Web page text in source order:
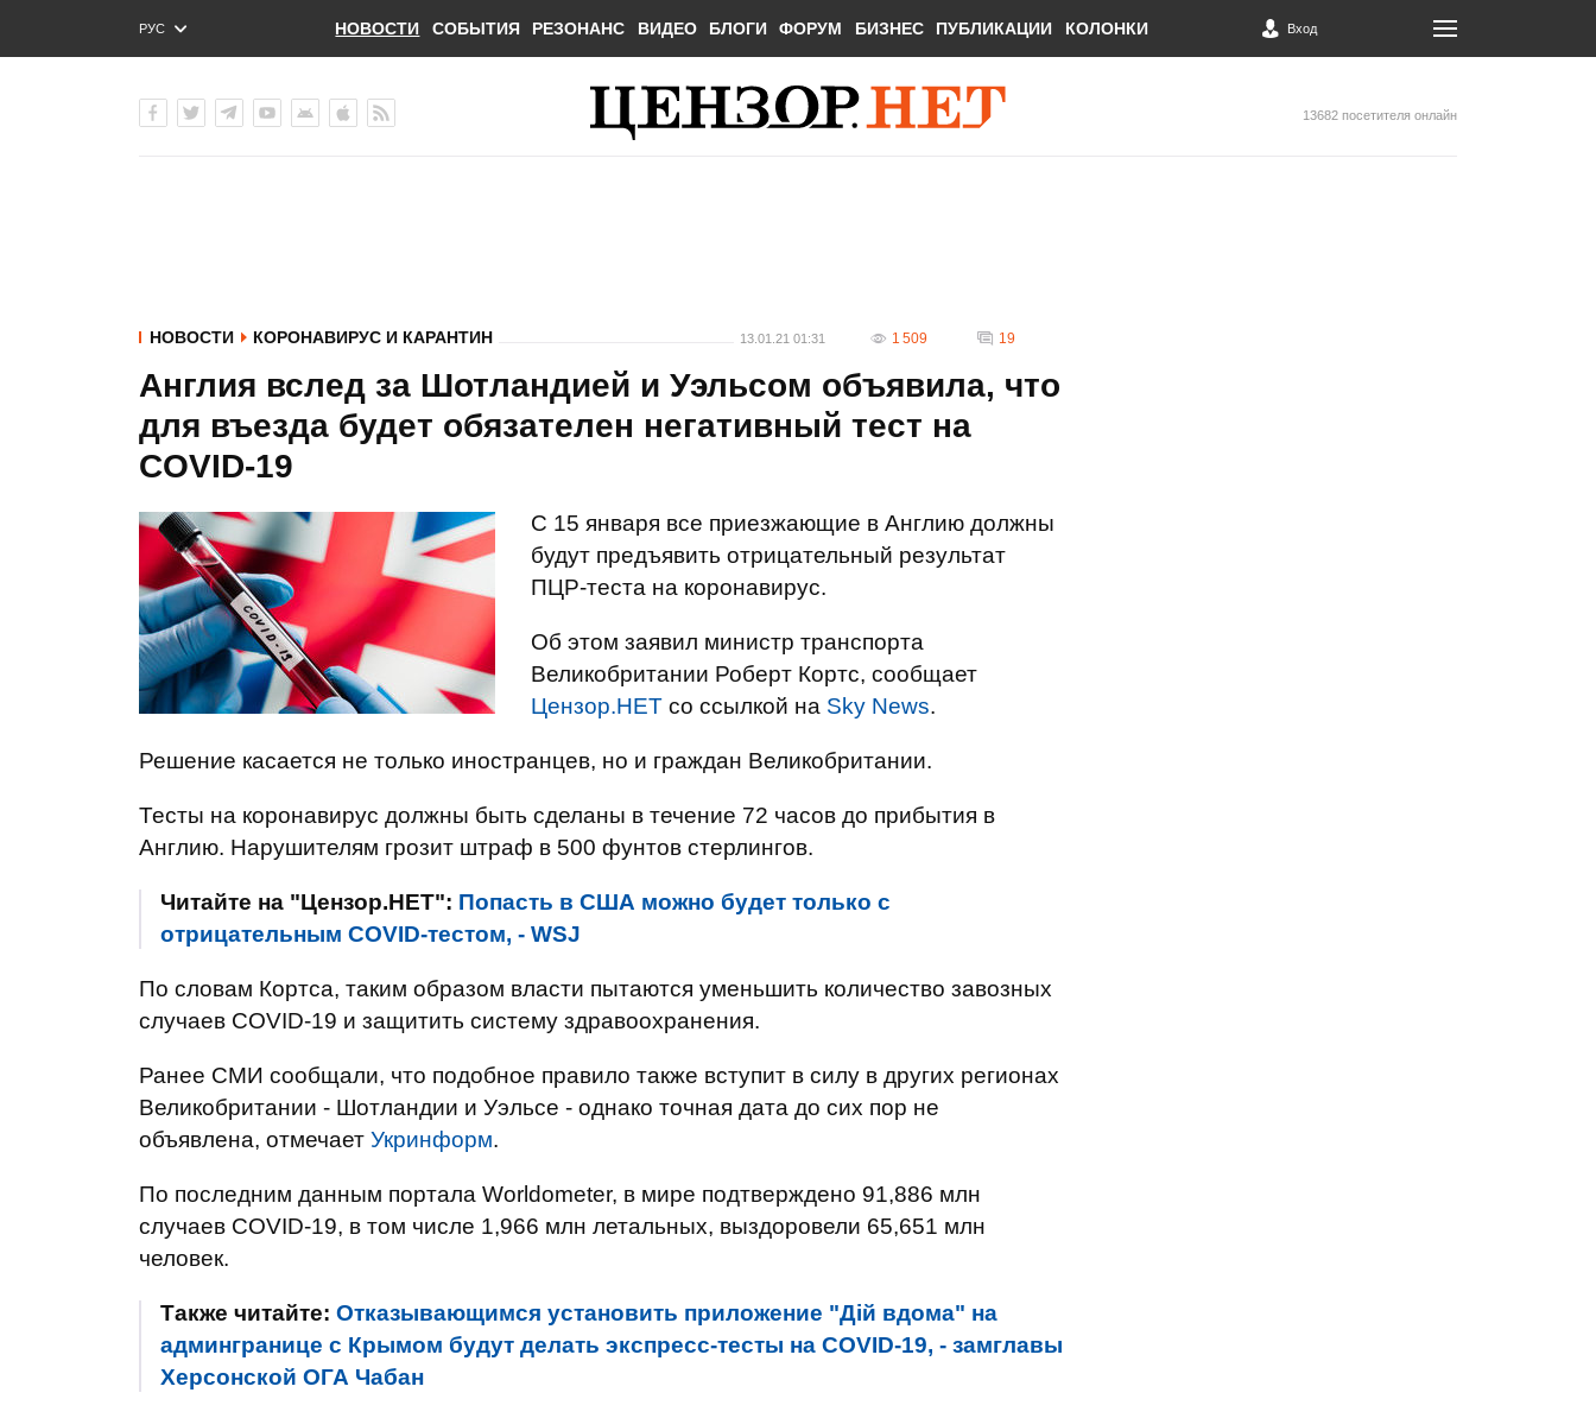
РУС
ENG
НОВОСТИ СОБЫТИЯ РЕЗОНАНС ВИДЕО БЛОГИ ФОРУМ БИЗНЕС ПУБЛИКАЦИИ КОЛОНКИ Вход
13682 посетителя онлайн
НОВОСТИ КОРОНАВИРУС И КАРАНТИН 13.01.21 01:31 1 509 19
Англия вслед за Шотландией и Уэльсом объявила, что
для въезда будет обязателен негативный тест на
COVID-19
С 15 января все приезжающие в Англию должны
будут предъявить отрицательный результат
ПЦР-теста на коронавирус.
Об этом заявил министр транспорта
Великобритании Роберт Кортс, сообщает
Цензор.НЕТ со ссылкой на Sky News.
Решение касается не только иностранцев, но и граждан Великобритании.
Тесты на коронавирус должны быть сделаны в течение 72 часов до прибытия в
Англию. Нарушителям грозит штраф в 500 фунтов стерлингов.
Читайте на "Цензор.НЕТ": Попасть в США можно будет только с
отрицательным COVID-тестом, - WSJ
По словам Кортса, таким образом власти пытаются уменьшить количество завозных
случаев COVID-19 и защитить систему здравоохранения.
Ранее СМИ сообщали, что подобное правило также вступит в силу в других регионах
Великобритании - Шотландии и Уэльсе - однако точная дата до сих пор не
объявлена, отмечает Укринформ.
По последним данным портала Worldometer, в мире подтверждено 91,886 млн
случаев COVID-19, в том числе 1,966 млн летальных, выздоровели 65,651 млн
человек.
Также читайте: Отказывающимся установить приложение "Дій вдома" на
админгранице с Крымом будут делать экспресс-тесты на COVID-19, - замглавы
Херсонской ОГА Чабан